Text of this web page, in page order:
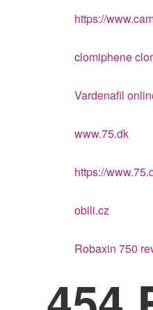
https://
clomiphene
Vardenafil
www.75.dk
https://
obili.cz
Robaxin 750